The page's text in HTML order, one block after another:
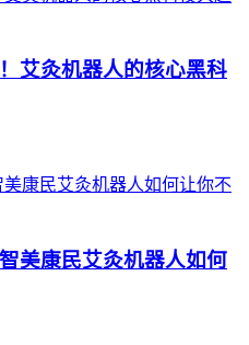
艾灸机器人的核心黑科
美康民艾灸机器人如何